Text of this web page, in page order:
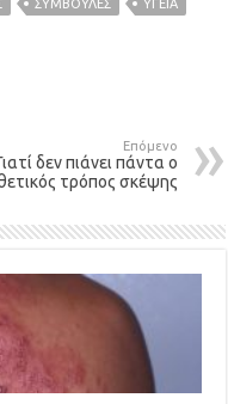
ΣΥΜΒΟΥΛΕΣ ΥΓΕΙΑ
Επόμενο
δεν πιάνει πάντα ο
τρόπος σκέψης